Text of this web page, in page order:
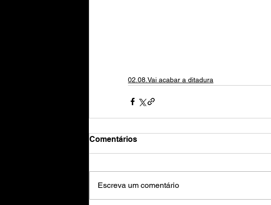
02.08.Vai acabar a ditadura
Comentários
Escreva um comentário